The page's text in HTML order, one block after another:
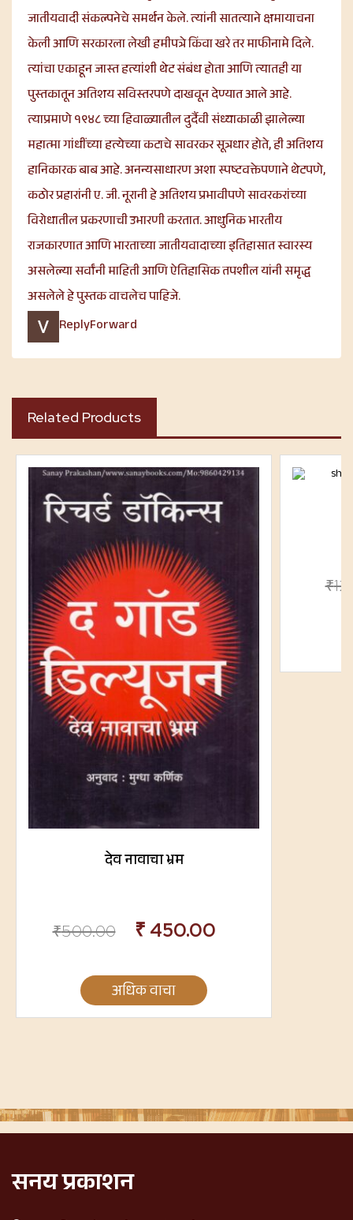
जातीयवादी संकल्पनेचे समर्थन केले. त्यांनी सातत्याने क्षमायाचना
केली आणि सरकारला लेखी हमीपत्रे किंवा खरे तर माफीनामे दिले.
त्यांचा एकाहून जास्त हत्यांशी थेट संबंध होता आणि त्यातही या
पुस्तकातून अतिशय सविस्तरपणे दाखवून देण्यात आले आहे.
त्याप्रमाणे १९४८ च्या हिवाळ्यातील दुर्दैवी संध्याकाळी झालेल्या
महात्मा गांधींच्या हत्येच्या कटाचे सावरकर सूत्रधार होते, ही अतिशय
हानिकारक बाब आहे. अनन्यसाधारण अशा स्पष्टवक्तेपणाने थेटपणे,
कठोर प्रहारांनी ए. जी. नूरानी हे अतिशय प्रभावीपणे सावरकरांच्या
विरोधातील प्रकरणाची उभारणी करतात. आधुनिक भारतीय
राजकारणात आणि भारताच्या जातीयवादाच्या इतिहासात स्वारस्य
असलेल्या सर्वांनी माहिती आणि ऐतिहासिक तपशील यांनी समृद्ध
असलेले हे पुस्तक वाचलेच पाहिजे.
ReplyForward
Related Products
देव नावाचा भ्रम
₹500.00 ₹ 450.00
अधिक वाचा
₹
सनय प्रकाशन